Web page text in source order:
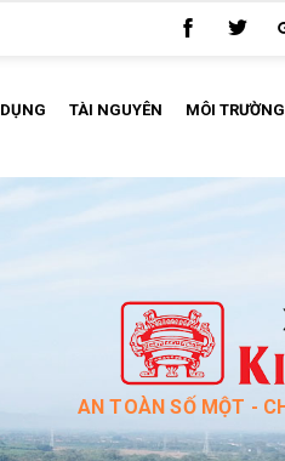
TÀI NGUYÊN MÔI TRƯỜNG
AN TOÀN SỐ MỘT -